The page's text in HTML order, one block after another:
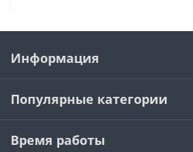
Информация
Популярные категории
Время работы